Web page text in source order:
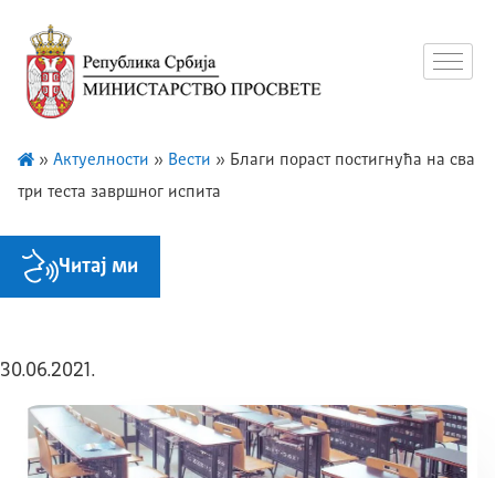
» Актуелности » Вести » Благи пораст постигнућа на сва
три теста завршног испита
Читај ми
30.06.2021.